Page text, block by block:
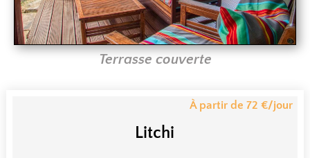
Terrasse couverte
Litchi
À partir de 72 €/jour